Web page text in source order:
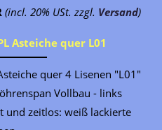
(incl. 20% USt. zzgl. Versand)
Asteiche quer L01
quer 4 Lisenen "L01"
Vollbau - links
und zeitlos: weiß lackierte